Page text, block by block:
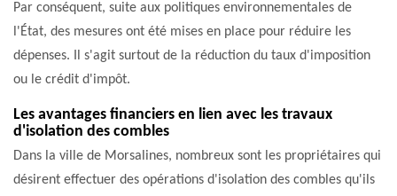
Par conséquent, suite aux politiques environnementales de
l'État, des mesures ont été mises en place pour réduire les
dépenses. Il s'agit surtout de la réduction du taux d'imposition
ou le crédit d'impôt.
Les avantages financiers en lien avec les travaux
d'isolation des combles
Dans la ville de Morsalines, nombreux sont les propriétaires qui
désirent effectuer des opérations d'isolation des combles qu'ils